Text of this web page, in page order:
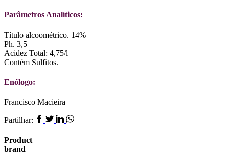
Parâmetros Analíticos:
Título alcoométrico. 14%
Ph. 3,5
Acidez Total: 4,75/l
Contém Sulfitos.
Enólogo:
Francisco Macieira
Partilhar: Facebook
TwitterLinkedin
Whatsapp
Product
brand